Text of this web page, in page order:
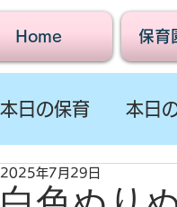
Home 保育
本日の保育 本日
2025年7月29日